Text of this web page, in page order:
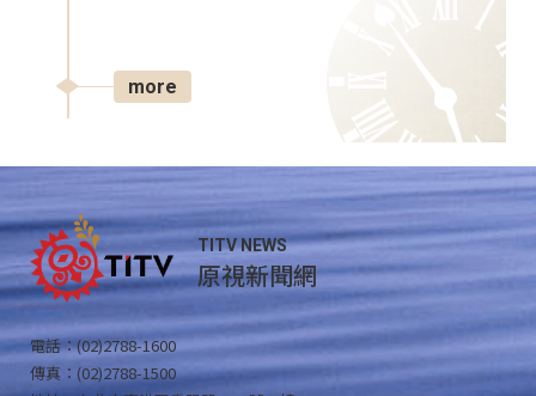
more
TITV NEWS
原視新聞網
電話：(02)2788-1600
傳真：(02)2788-1500